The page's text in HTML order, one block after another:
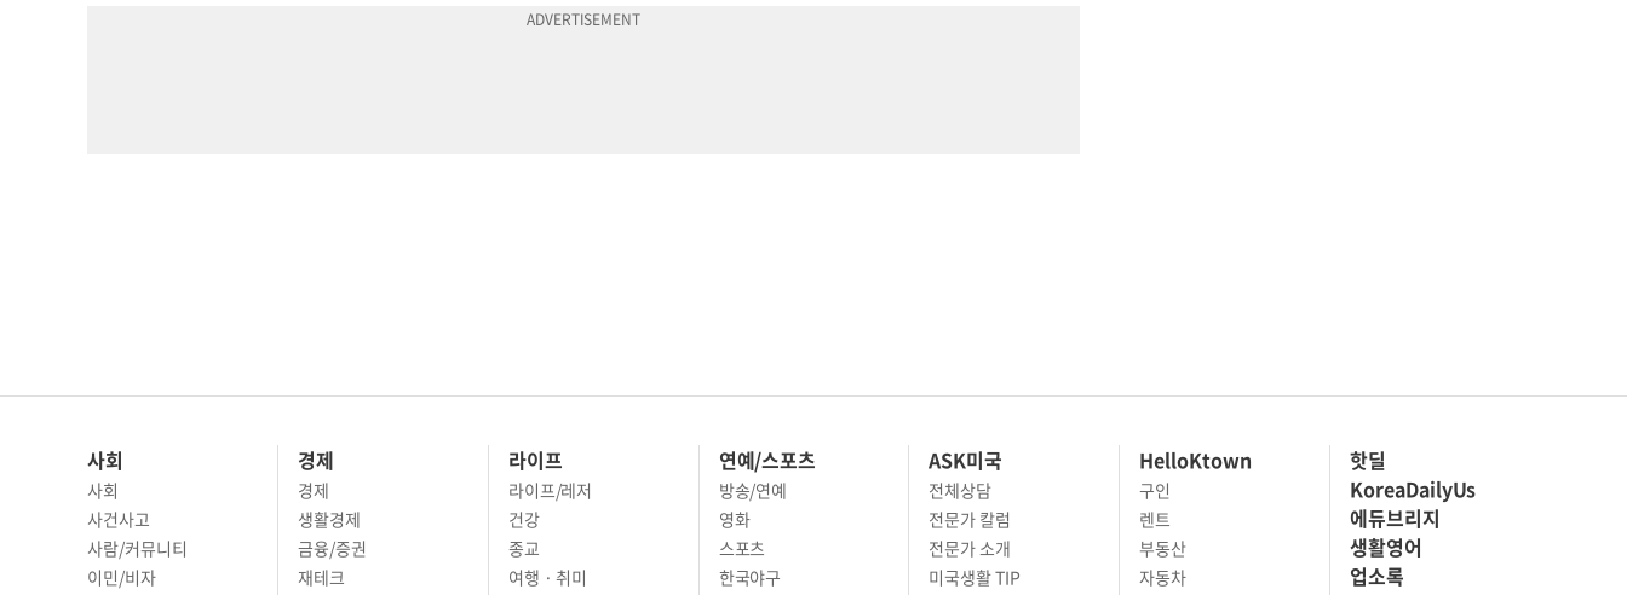
사회
사회
사건사고
경제
경제
생활경제
라이프
라이프/레저
건강
연예/스포츠
방송/연예
영화
ASK미국
전체상담
전문가 칼럼
HelloKtown
구인
렌트
핫딜
KoreaDailyUs
에듀브리지